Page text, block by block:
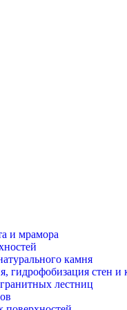
и мрамора
камня
гидрофобизация стен и
лестниц